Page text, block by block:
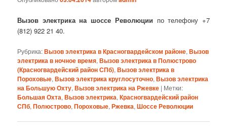
Вызов электрика на шоссе Революции по телефону +7
(812) 922 21 40.
Рубрика:Вызов электрика в Красногвардейском районе,Вызов
электрика в ночное время,Вызов электрика в Полюстрово
(Красногвардейский район СПб),Вызов электрика в
Пороховые,Вызов электрика круглосуточно,Вызов электрика
на Большую Охту,Вызов электрика на Ржевке | Метки:
Большая Охта,Вызов электрика,Красногвардейский район
СПб,Полюстрово,Пороховые,Ржевка,Шоссе Революции